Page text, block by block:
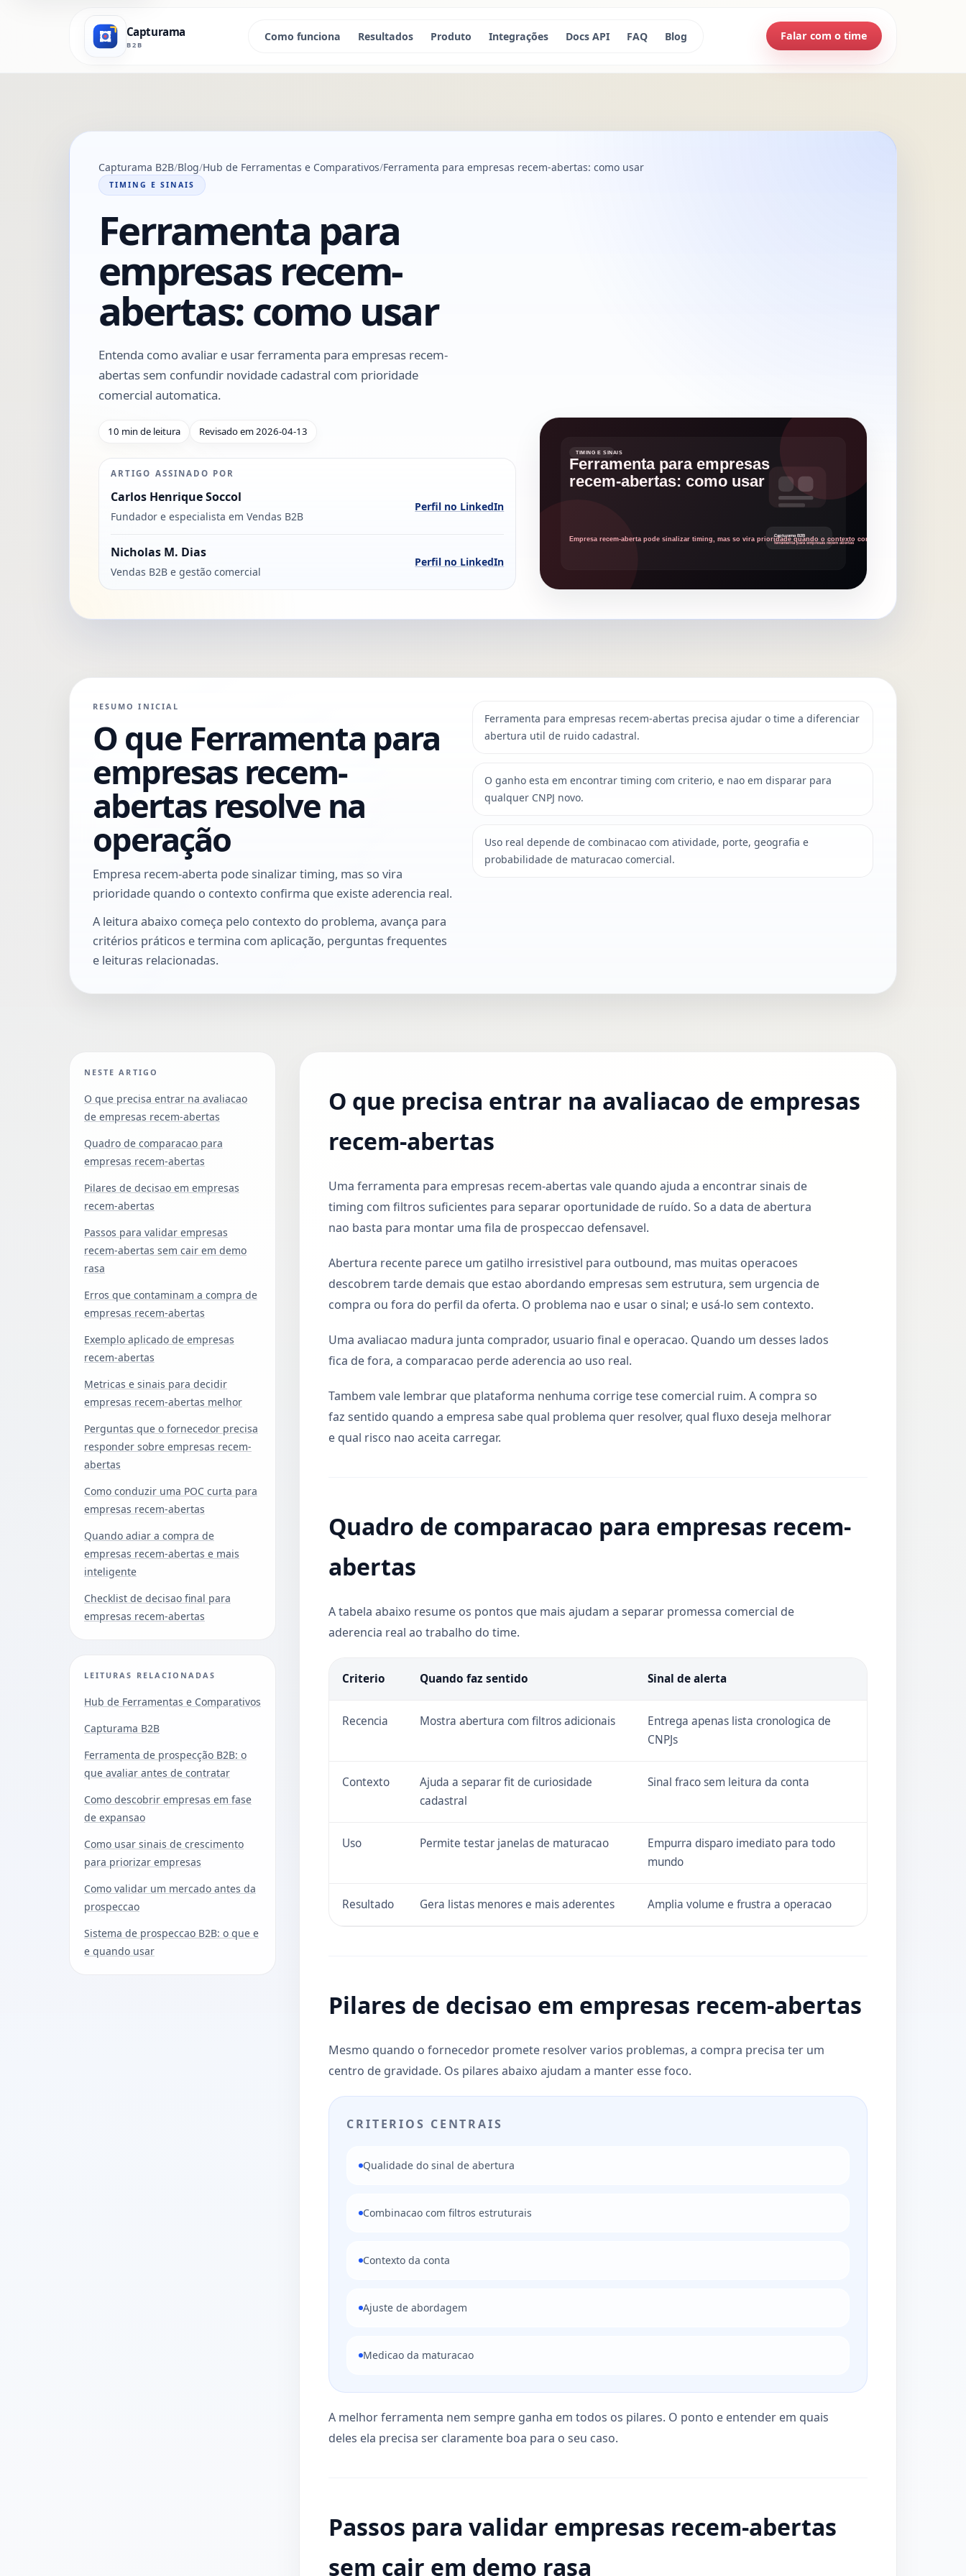
Capturama
B2B
Como funciona Resultados Produto Integrações Docs API FAQ Blog Falar com o time
Capturama B2B Blog Hub de Ferramentas e Comparativos Ferramenta para empresas recem-abertas: como usar
TIMING E SINAIS
Ferramenta para
empresas recem-
abertas: como usar
Entenda como avaliar e usar ferramenta para empresas recem-
abertas sem confundir novidade cadastral com prioridade
comercial automatica.
10 min de leitura Revisado em 2026-04-13
ARTIGO ASSINADO POR
Carlos Henrique Soccol
Fundador e especialista em Vendas B2B
Perfil no LinkedIn
Nicholas M. Dias
Vendas B2B e gestão comercial
Perfil no LinkedIn
RESUMO INICIAL
O que Ferramenta para
empresas recem-
abertas resolve na
operação
Empresa recem-aberta pode sinalizar timing, mas so vira
prioridade quando o contexto confirma que existe aderencia real.
A leitura abaixo começa pelo contexto do problema, avança para
critérios práticos e termina com aplicação, perguntas frequentes
e leituras relacionadas.
Ferramenta para empresas recem-abertas precisa ajudar o time a diferenciar
abertura util de ruido cadastral.
O ganho esta em encontrar timing com criterio, e nao em disparar para
qualquer CNPJ novo.
Uso real depende de combinacao com atividade, porte, geografia e
probabilidade de maturacao comercial.
NESTE ARTIGO
O que precisa entrar na avaliacao
de empresas recem-abertas
Quadro de comparacao para
empresas recem-abertas
Pilares de decisao em empresas
recem-abertas
Passos para validar empresas
recem-abertas sem cair em demo
rasa
Erros que contaminam a compra de
empresas recem-abertas
Exemplo aplicado de empresas
recem-abertas
Metricas e sinais para decidir
empresas recem-abertas melhor
Perguntas que o fornecedor precisa
responder sobre empresas recem-
abertas
Como conduzir uma POC curta para
empresas recem-abertas
Quando adiar a compra de
empresas recem-abertas e mais
inteligente
Checklist de decisao final para
empresas recem-abertas
LEITURAS RELACIONADAS
Hub de Ferramentas e Comparativos
Capturama B2B
Ferramenta de prospecção B2B: o
que avaliar antes de contratar
Como descobrir empresas em fase
de expansao
Como usar sinais de crescimento
para priorizar empresas
Como validar um mercado antes da
prospeccao
Sistema de prospeccao B2B: o que e
e quando usar
O que precisa entrar na avaliacao de empresas
recem-abertas
Uma ferramenta para empresas recem-abertas vale quando ajuda a encontrar sinais de
timing com filtros suficientes para separar oportunidade de ruído. So a data de abertura
nao basta para montar uma fila de prospeccao defensavel.
Abertura recente parece um gatilho irresistivel para outbound, mas muitas operacoes
descobrem tarde demais que estao abordando empresas sem estrutura, sem urgencia de
compra ou fora do perfil da oferta. O problema nao e usar o sinal; e usá-lo sem contexto.
Uma avaliacao madura junta comprador, usuario final e operacao. Quando um desses lados
fica de fora, a comparacao perde aderencia ao uso real.
Tambem vale lembrar que plataforma nenhuma corrige tese comercial ruim. A compra so
faz sentido quando a empresa sabe qual problema quer resolver, qual fluxo deseja melhorar
e qual risco nao aceita carregar.
Quadro de comparacao para empresas recem-
abertas
A tabela abaixo resume os pontos que mais ajudam a separar promessa comercial de
aderencia real ao trabalho do time.
Criterio Quando faz sentido Sinal de alerta
Recencia Mostra abertura com filtros adicionais
Entrega apenas lista cronologica de
CNPJs
Contexto
Ajuda a separar fit de curiosidade
cadastral
Sinal fraco sem leitura da conta
Uso Permite testar janelas de maturacao
Empurra disparo imediato para todo
mundo
Resultado Gera listas menores e mais aderentes Amplia volume e frustra a operacao
Pilares de decisao em empresas recem-abertas
Mesmo quando o fornecedor promete resolver varios problemas, a compra precisa ter um
centro de gravidade. Os pilares abaixo ajudam a manter esse foco.
CRITERIOS CENTRAIS
Qualidade do sinal de abertura
Combinacao com filtros estruturais
Contexto da conta
Ajuste de abordagem
Medicao da maturacao
A melhor ferramenta nem sempre ganha em todos os pilares. O ponto e entender em quais
deles ela precisa ser claramente boa para o seu caso.
Passos para validar empresas recem-abertas
sem cair em demo rasa